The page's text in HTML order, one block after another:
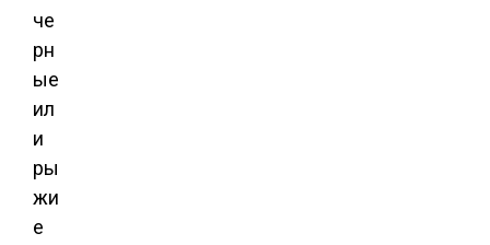
че
рн
ые
ил
и
ры
жи
е